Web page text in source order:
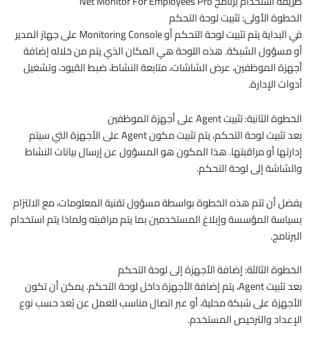
الخطوة الأولى: تثبيت لوحة التحكم
في البداية يتم تثبيت لوحة التحكم أو Monitoring Console على جهاز المدير
أو مسؤول الشبكة. هذه اللوحة هي المكان الذي يتم من خلاله إضافة
أجهزة الموظفين، عرض الشاشات، متابعة النشاط، ضبط القيود، وتشغيل
أدوات الإدارة.
الخطوة الثانية: تثبيت Agent على أجهزة الموظفين
بعد تثبيت لوحة التحكم، يتم تثبيت مكون Agent على الأجهزة التي سيتم
إدارتها أو مراقبتها. هذا المكون هو المسؤول عن إرسال بيانات النشاط
والشاشة إلى لوحة التحكم.
يفضل أن تتم هذه الخطوة بواسطة مسؤول تقنية المعلومات، مع الالتزام
بسياسة المؤسسة وإبلاغ المستخدمين بما يتم مراقبته ولماذا يتم استخدام
البرنامج.
الخطوة الثالثة: إضافة الأجهزة إلى لوحة التحكم
بعد تثبيت Agent، يتم إضافة الأجهزة داخل لوحة التحكم. يمكن أن تكون
الأجهزة على شبكة محلية، أو عبر اتصال مناسب للعمل عن بُعد حسب نوع
الإعداد والترخيص المستخدم.